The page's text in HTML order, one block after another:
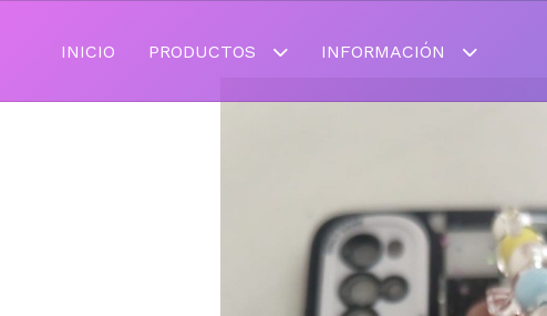
INICIO PRODUCTOS INFORMACIÓN